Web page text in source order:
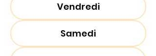
Vendredi
Samedi